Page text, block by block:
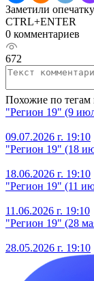
Заметили
CTRL+ENTER
0 комментариев
672
Похожие по тегам
"Регион 19" (9
09.07.2026 г. 19:10
"Регион 19" (18
18.06.2026 г. 19:10
"Регион 19" (11
11.06.2026 г. 19:10
"Регион 19" (28
28.05.2026 г. 19:10